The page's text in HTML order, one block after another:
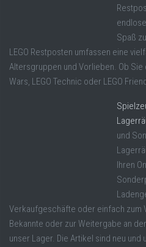
Spaß
LEGO Restposten umfassen eine
Altersgruppen und Vorlieben. Ob Sie
Wars, LEGO Technic oder LEGO
und
Ihren
Verkaufgeschäfte oder einfach zum
Bekannte oder zur Weitergabe an
unser Lager. Die Artikel sind neu und